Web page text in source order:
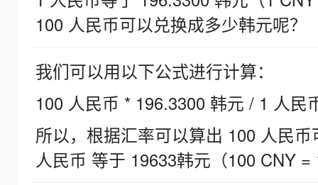
100 人民币可以兑换成多少韩元呢？
我们可以用以下公式进行计算：
100 人民币 * 196.3300 韩元 / 1 人民
所以，根据汇率可以算出 100 人民
人民币 等于 19633韩元（100 CNY =